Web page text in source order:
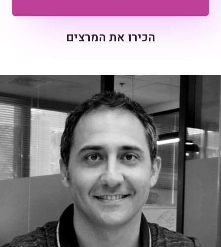
הכירו את המרצים